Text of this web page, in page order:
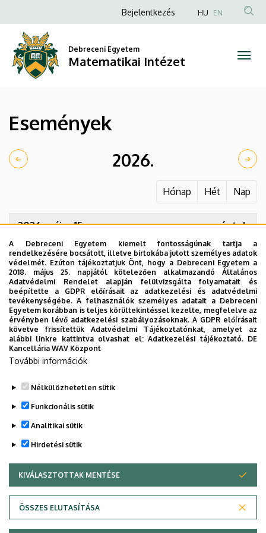
Matematikai
Intézet
a
tartalomra
Anonim
fiók
menüje
Bejelentkezés HU EN
Debreceni Egyetem
Matematikai Intézet
Események
2026.
Hónap Hét Nap
2026. május 15. péntek
08:00
Tavaszi Tudományos Hallgatói
Konferencia
20:30
Az éjszaka misztériuma Nr. 2. - Sol
Oriens Kórus koncert
2026. május 20. szerda
09:00
2026. május 21.
10:00
2026. május 28. csütörtök
2026. június 5. péntek
Adatvédelem
A Debreceni Egyetem kiemelt fontosságúnak tartja a
rendelkezésére bocsátott, illetve birtokába jutott személyes adatok
védelmét. Ezúton tájékoztatjuk Önt, hogy a Debreceni Egyetem a
2018. május 25. napjától kötelezően alkalmazandó Általános
Adatvédelmi Rendelet alapján felülvizsgálta folyamatait és
beépítette a GDPR előírásait az adatkezelési és adatvédelmi
tevékenységébe. A felhasználók személyes adatait a Debreceni
Egyetem korábban is teljes körültekintéssel kezelte, megfelelve az
érvényben lévő adatkezelési szabályozásoknak. A GDPR előírásait
követve frissítettük Adatvédelmi Tájékoztatónkat, amelyet az
alábbi linkre kattintva olvashat el:Adatkezelési tájékoztató. DE
Kancellária WAV Központ
További információk
Nélkülözhetetlen sütik
Funkcionális sütik
Analitikai sütik
Hirdetési sütik
KIVÁLASZTOTTAK MENTÉSE
ÖSSZES ELUTASÍTÁSA
WITHDRAW CONSENT